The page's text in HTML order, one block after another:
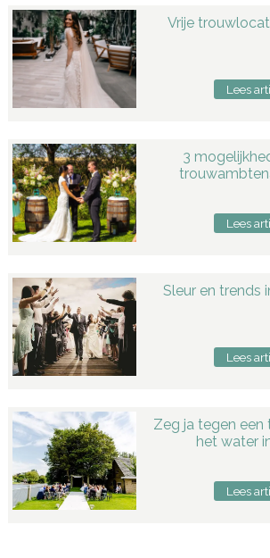
Vrije
Lees
3
Lees
Sleur en trends
Lees
Zeg ja tegen
het water
Lees